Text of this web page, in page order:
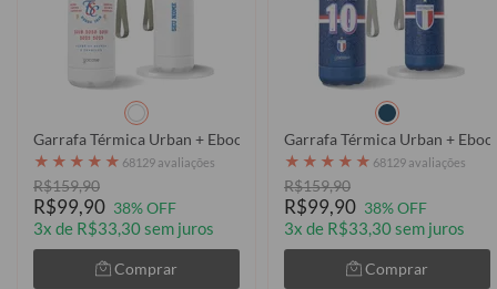
Garrafa Térmica Urban + Ebook - Fortaleza - Historic Type
★ ★ ★ ★ ★ 68129 avaliações
R$159,90
R$99,90 38% OFF
3x de R$33,30 sem juros
Comprar
★ ★ ★ ★ ★ 68129 avaliações
R$159,90
R$99,90 38% OFF
3x de R$33,30 sem juros
Comprar